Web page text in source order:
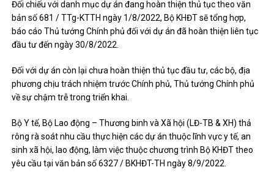
Đối chiếu với danh mục dự án đang hoàn thiện thủ tục theo văn
bản số 681 / TTg-KTTH ngày 1/8/2022, Bộ KHĐT sẽ tổng hợp,
báo cáo Thủ tướng Chính phủ đối với dự án đã hoàn thiện liên tục
đầu tư đến ngày 30/8/2022.
Đối với dự án còn lại chưa hoàn thiện thủ tục đầu tư, các bộ, địa
phương chịu trách nhiệm trước Chính phủ, Thủ tướng Chính phủ
về sự chậm trễ trong triển khai.
Bộ Y tế, Bộ Lao động – Thương binh và Xã hội (LĐ-TB & XH) thả
rông rà soát nhu cầu thực hiện các dự án thuộc lĩnh vực y tế, an
sinh xã hội, lao động, làm việc thuộc chương trình Bộ KHĐT theo
yêu cầu tại văn bản số 6327 / BKHĐT-TH ngày 8/9/2022.